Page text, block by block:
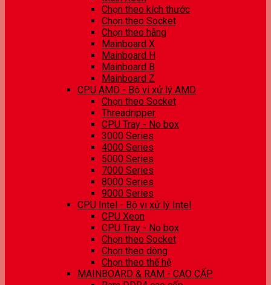
Chọn theo kích thước
Chọn theo Socket
Chọn theo hãng
Mainboard X
Mainboard H
Mainboard B
Mainboard Z
CPU AMD - Bộ vi xử lý AMD
Chọn theo Socket
Threadripper
CPU Tray - No box
3000 Series
4000 Series
5000 Series
7000 Series
8000 Series
9000 Series
CPU Intel - Bộ vi xử lý Intel
CPU Xeon
CPU Tray - No box
Chọn theo Socket
Chọn theo dòng
Chọn theo thế hệ
MAINBOARD & RAM - CAO CẤP